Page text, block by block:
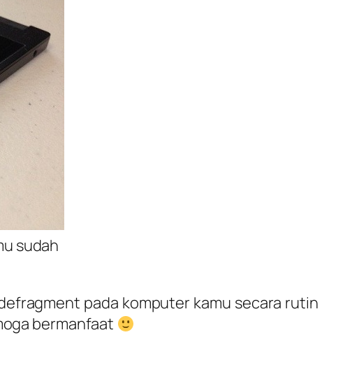
sudah
pada komputer kamu secara rutin
bermanfaat